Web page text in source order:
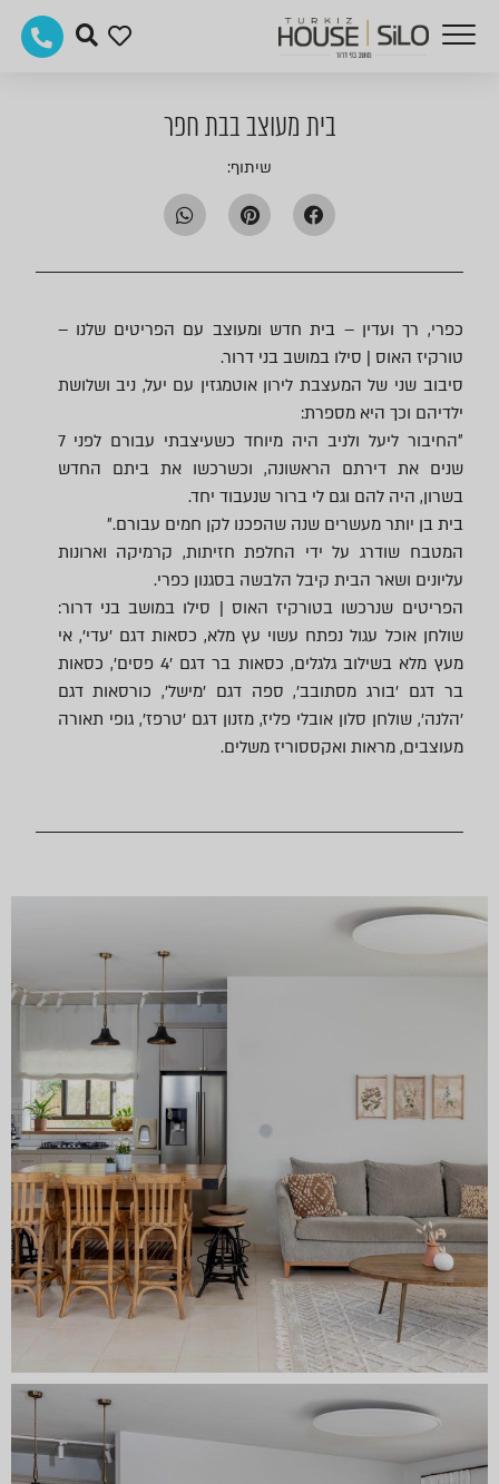
בית מעוצב בבת חפר
שיתוף:
כפרי, רך ועדין – בית חדש ומעוצב עם הפריטים שלנו –
טורקיז האוס | סילו במושב בני דרור.
סיבוב שני של המעצבת לירון אוטמגזין עם יעל, ניב ושלושת
ילדיהם וכך היא מספרת:
״החיבור ליעל ולניב היה מיוחד כשעיצבתי עבורם לפני 7
שנים את דירתם הראשונה, וכשרכשו את ביתם החדש
בשרון, היה להם וגם לי ברור שנעבוד יחד.
בית בן יותר מעשרים שנה שהפכנו לקן חמים עבורם.״
המטבח שודרג על ידי החלפת חזיתות, קרמיקה וארונות
עליונים ושאר הבית קיבל הלבשה בסגנון כפרי.
הפריטים שנרכשו בטורקיז האוס | סילו במושב בני דרור:
שולחן אוכל עגול נפתח עשוי עץ מלא, כסאות דגם 'עדי', אי
מעץ מלא בשילוב גלגלים, כסאות בר דגם '4 פסים', כסאות
בר דגם 'בורג מסתובב', ספה דגם 'מישל', כורסאות דגם
'הלנה', שולחן סלון אובלי פליז, מזנון דגם 'טרפז', גופי תאורה
מעוצבים, מראות ואקססוריז משלים.